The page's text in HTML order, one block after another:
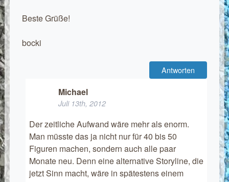
Beste Grüße!
bocki
Antworten
Michael
Juli 13th, 2012
Der zeitliche Aufwand wäre mehr als enorm.
Man müsste das ja nicht nur für 40 bis 50
Figuren machen, sondern auch alle paar
Monate neu. Denn eine alternative Storyline, die
jetzt Sinn macht, wäre in spätestens einem